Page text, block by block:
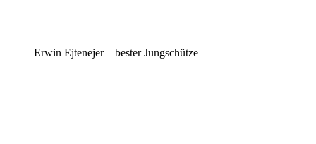
Erwin Ejtenejer – bester Jungschütze